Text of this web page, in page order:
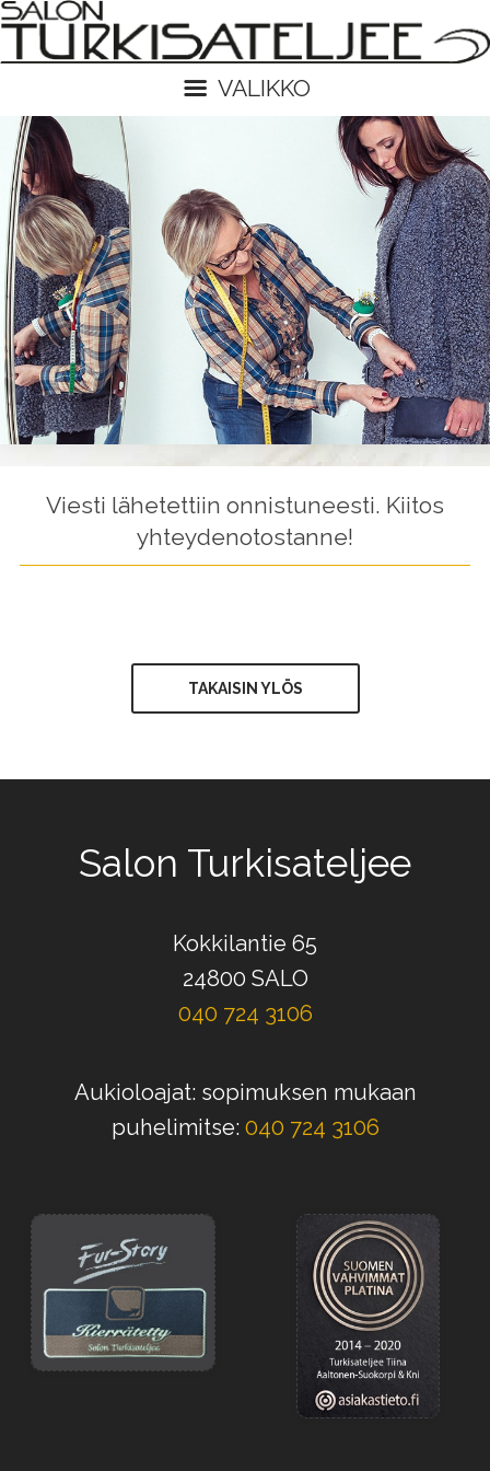
VALIKKO
Viesti lähetettiin onnistuneesti. Kiitos
yhteydenotostanne!
TAKAISIN YLÖS
Salon Turkisateljee
Kokkilantie 65
24800 SALO
040 724 3106
Aukioloajat: sopimuksen mukaan
puhelimitse: 040 724 3106